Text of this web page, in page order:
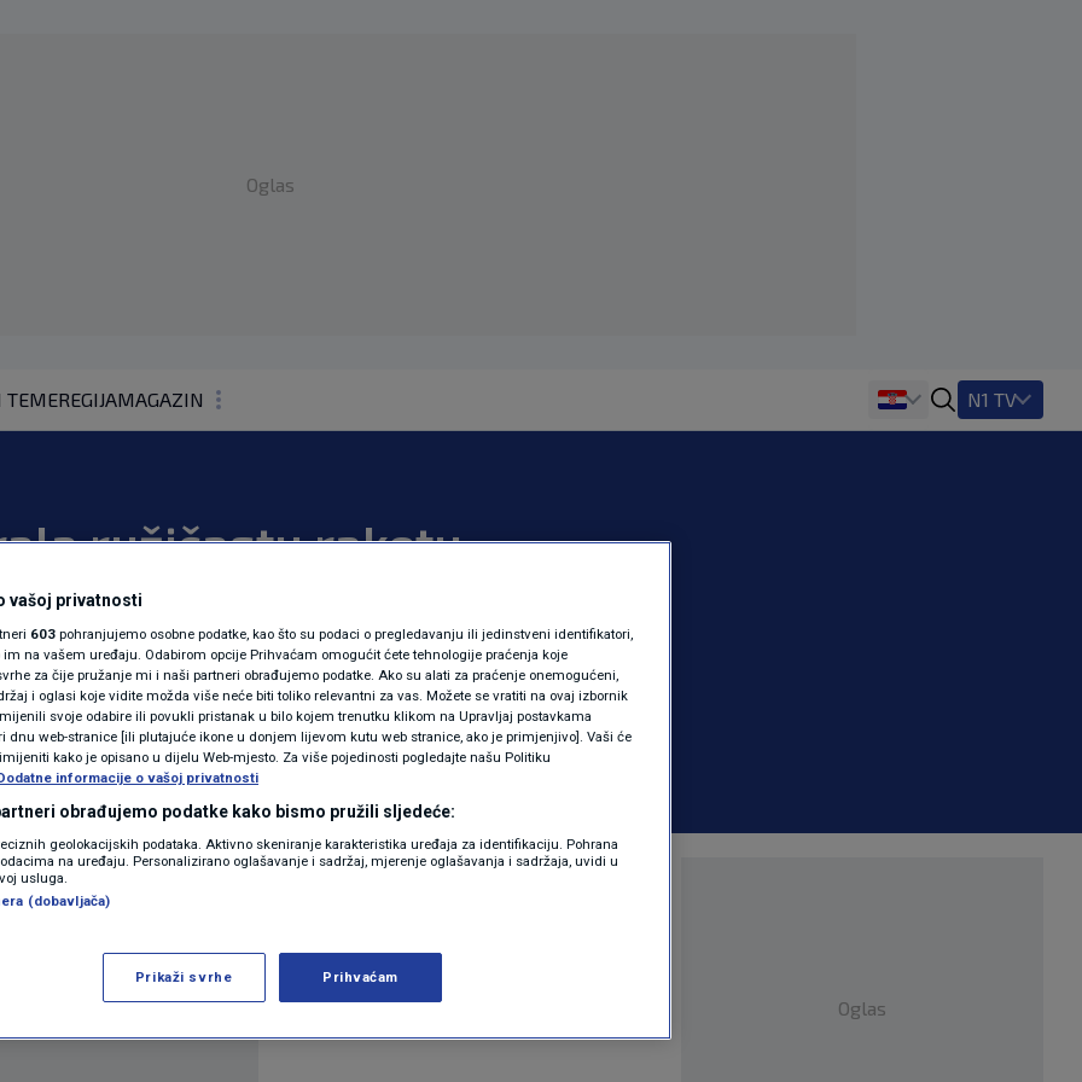
Oglas
TEMEREGIJAMAGAZIN
N1(DIS)INFO
FOTO
VIDEO
N1 TV
ružičastu raketu,
obranu Europe
prvi potpuno navođeni let, što bi moglo predstavljati
europskog presretača namijenjenog uništavanju
Oglas
vašoj privatnosti
603 pohranjujemo osobne podatke, kao što su podaci o pregledavanju ili jedinstveni identifikatori,
na vašem uređaju. Odabirom opcije Prihvaćam omogućit ćete tehnologije praćenja koje
za čije pružanje mi i naši partneri obrađujemo podatke. Ako su alati za praćenje onemogućeni,
i oglasi koje vidite možda više neće biti toliko relevantni za vas. Možete se vratiti na ovaj izbornik
svoje odabire ili povukli pristanak u bilo kojem trenutku klikom na Upravljaj postavkama
dnu web-stranice [ili plutajuće ikone u donjem lijevom kutu web stranice, ako je primjenjivo]. Vaši će
kako je opisano u dijelu Web-mjesto. Za više pojedinosti pogledajte našu Politiku
informacije o vašoj privatnosti
obrađujemo podatke kako bismo pružili sljedeće:
geolokacijskih podataka. Aktivno skeniranje karakteristika uređaja za identifikaciju. Pohrana
na uređaju. Personalizirano oglašavanje i sadržaj, mjerenje oglašavanja i sadržaja, uvidi u
usluga.
(dobavljača)
Prikaži svrhe Prihvaćam